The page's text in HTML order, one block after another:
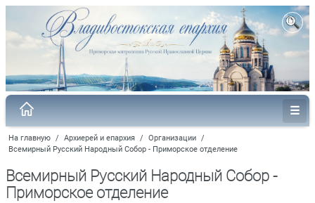
На главную / Архиерей и епархия / Организации /
Всемирный Русский Народный Собор - Приморское отделение
Всемирный Русский Народный Собор -
Приморское отделение